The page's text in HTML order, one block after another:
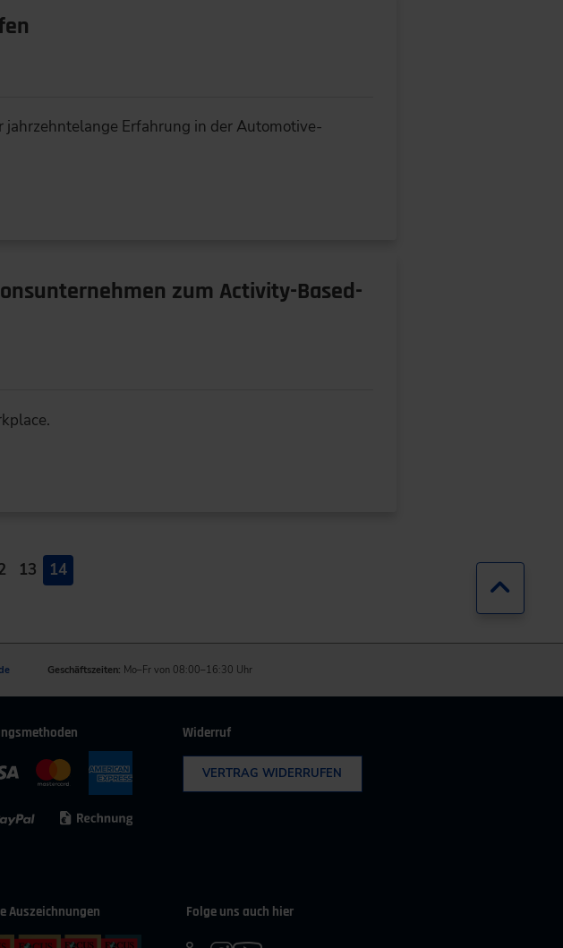
Erfahrung in der Automotive-
zum Activity-Based-
13 14
Geschäftszeiten: Mo–Fr von 08:00–16:30 Uhr
Widerruf
VERTRAG WIDERRUFEN
Auszeichnungen Folge uns auch hier